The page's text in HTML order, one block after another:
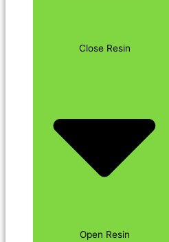
Close Resin
Open Resin